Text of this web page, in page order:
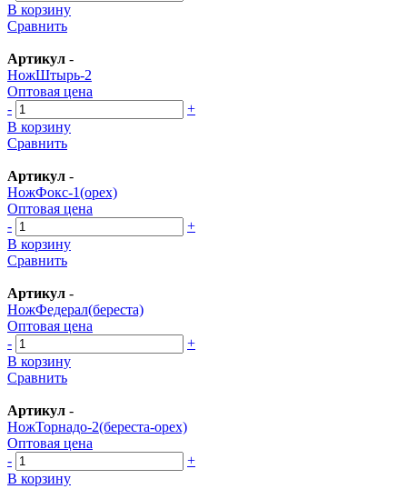
В корзину
Сравнить
Артикул -
НожШтырь-2
Оптовая цена
-
+
В корзину
Сравнить
Артикул -
НожФокс-1(орех)
Оптовая цена
-
+
В корзину
Сравнить
Артикул -
НожФедерал(береста)
Оптовая цена
-
+
В корзину
Сравнить
Артикул -
НожТорнадо-2(береста-орех)
Оптовая цена
-
+
В корзину